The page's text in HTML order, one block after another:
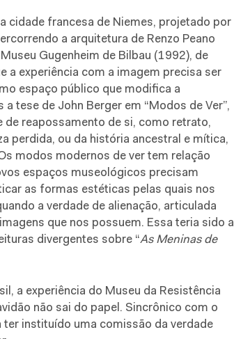
cidade francesa de Niemes, projetado por
a arquitetura de Renzo Peano
Gugenheim de Bilbau (1992), de
a experiência com a imagem precisa ser
espaço público que modifica a
tese de John Berger em “Modos de Ver”,
de reapossamento de si, como retrato,
perdida, ou da história ancestral e mítica,
modos modernos de ver tem relação
espaços museológicos precisam
as formas estéticas pelas quais nos
a verdade de alienação, articulada
que nos possuem. Essa teria sido a
divergentes sobre “As Meninas de
a experiência do Museu da Resistência
não sai do papel. Sincrônico com o
instituído uma comissão da verdade